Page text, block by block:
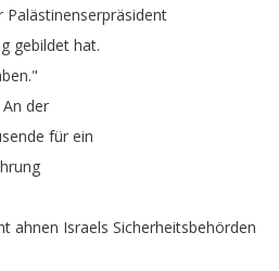
Palästinenserpräsident
gebildet hat.
."
An der
für ein
ahnen Israels Sicherheitsbehörden